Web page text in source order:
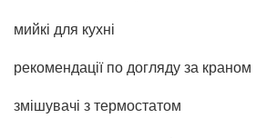
мийкі для кухні
рекомендації по догляду за краном
змішувачі з термостатом